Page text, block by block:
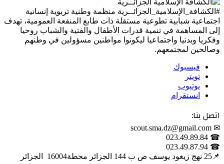
#الكشافة_الإسلامية_الجزائــرية منظمة وطنية تربوية إنسانية
اجتماعية شبابية تطوعية مستقلة ذات طابع المنفعة العمومية، تهدف
إلى المساهمة في تنمية قدرات الأطفال والفتية والشباب روحيا
وفكريا وبدنيا واجتماعيا ليكونوا مواطنين مسؤولين في وطنهم
وصالحين لمجتمعهم.
فيسبوك
تويتر
يوتيوب
انستقرام
اتصل بنا:
✉ scout.sma.dz@gmail.com
☎ 023.49.89.84
☎ 023.49.87.94
📌‎25 نهج زيغود يوسف ص ب 144 الجزائر محطة‎ 16004 الجزائر